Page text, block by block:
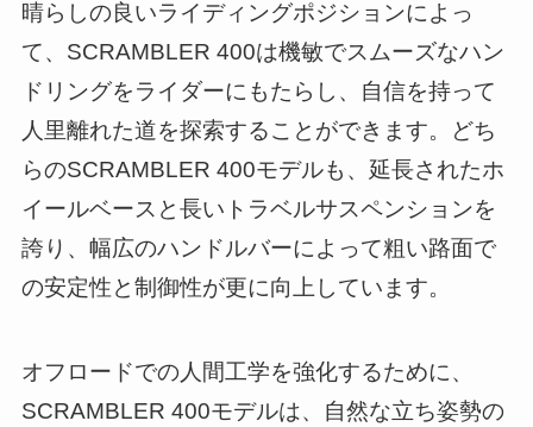
晴らしの良いライディングポジションによっ
て、SCRAMBLER 400は機敏でスムーズなハン
ドリングをライダーにもたらし、自信を持って
人里離れた道を探索することができます。どち
らのSCRAMBLER 400モデルも、延長されたホ
イールベースと長いトラベルサスペンションを
誇り、幅広のハンドルバーによって粗い路面で
の安定性と制御性が更に向上しています。
オフロードでの人間工学を強化するために、
SCRAMBLER 400モデルは、自然な立ち姿勢の